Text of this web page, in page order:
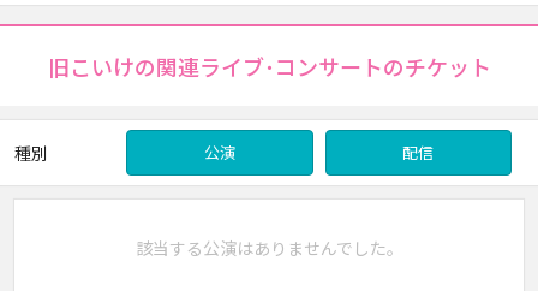
旧こいけの関連ライブ･コンサートのチケット
種別 公演 配信
該当する公演はありませんでした。